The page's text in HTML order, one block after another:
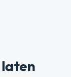
laten